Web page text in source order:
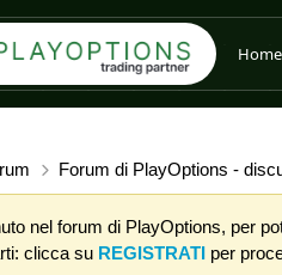
Home
Forum di PlayOptions -
nel forum di PlayOptions, per
clicca su REGISTRATI per